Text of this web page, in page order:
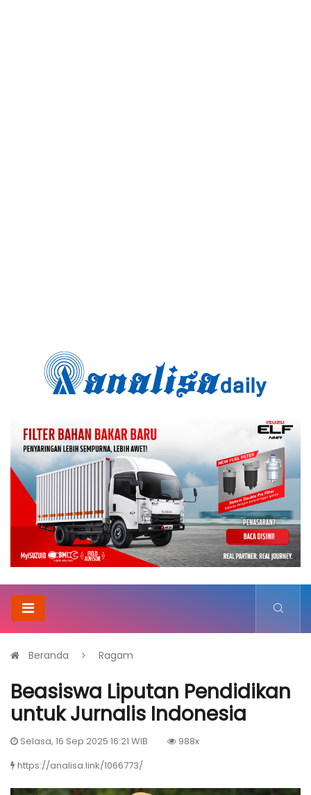
Beranda Ragam
Beasiswa Liputan Pendidikan
untuk Jurnalis Indonesia
Selasa, 16 Sep 2025 16:21 WIB
988x
https://analisa.link/1066773/